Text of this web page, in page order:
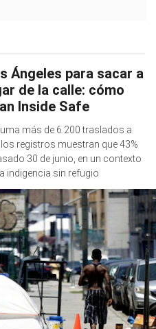
Ángeles para sacar a
de la calle: cómo
Inside Safe
más de 6.200 traslados a
registros muestran que 43%
30 de junio, en un contexto
indigencia sin refugio